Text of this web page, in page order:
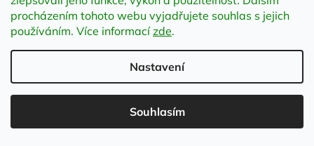
procházením tohoto webu vyjadřujete souhlas s jejich
používáním. Více informacízde.
Nastavení
Souhlasím
Odstín (barva): TM-1827, Velikost balení: 10 l
| 20287/TM-1827Můžeme doručit do:
2 836,36 Kč bez DPH